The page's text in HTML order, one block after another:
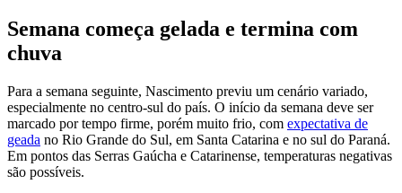
Semana começa gelada e termina com
chuva
Para a semana seguinte, Nascimento previu um cenário variado,
especialmente no centro-sul do país. O início da semana deve ser
marcado por tempo firme, porém muito frio, com expectativa de
geada no Rio Grande do Sul, em Santa Catarina e no sul do Paraná.
Em pontos das Serras Gaúcha e Catarinense, temperaturas negativas
são possíveis.